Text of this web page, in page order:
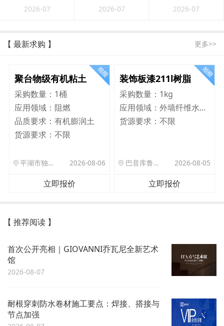
2026-07 2026-07 2026-07
【 最新求购 】 更多>>
聚台物级有机粘土
采购数量： 1桶
应用领域： 阻燃
品质要求： 有机膨润土
货源要求： 不限
平湖市独山港镇集港路 589 号 2026-08-06
立即报价
装饰板漆211l树脂
采购数量： 1kg
应用领域：
外墙纤维水泥板
货源要求：不限
巴音库鲁提镇,托帕口岸六号库房 2026-08-05
立即报价
【 推荐阅读 】
首次公开亮相｜GIOVANNI乔瓦尼全新艺术
馆
2026-08-07
耐根穿刺防水卷材施工要点：焊接、搭接与
节点加强